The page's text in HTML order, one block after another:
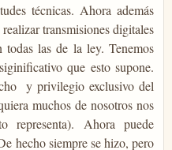
técnicas. Ahora además
transmisiones digitales
todas las de la ley. Tenemos
que esto supone.
y privilegio exclusivo del
muchos de nosotros nos
representa). Ahora puede
hecho siempre se hizo, pero